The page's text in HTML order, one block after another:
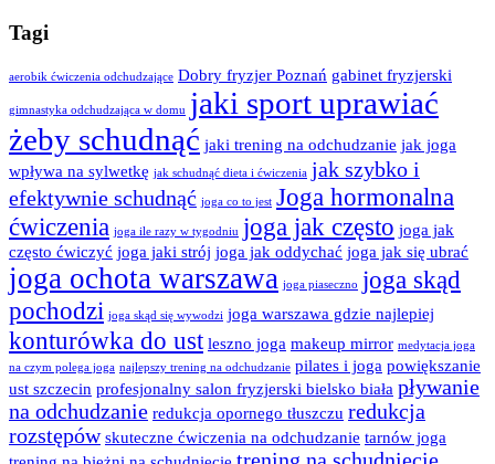
Tagi
aerobik ćwiczenia odchudzające Dobry fryzjer Poznań gabinet fryzjerski
gimnastyka odchudzająca w domu jaki sport uprawiać
żeby schudnąć jaki trening na odchudzanie jak joga
wpływa na sylwetkę jak schudnąć dieta i ćwiczenia jak szybko i
efektywnie schudnąć joga co to jest Joga hormonalna
ćwiczenia joga ile razy w tygodniu joga jak często joga jak
często ćwiczyć joga jaki strój joga jak oddychać joga jak się ubrać
joga ochota warszawa joga piaseczno joga skąd
pochodzi joga skąd się wywodzi joga warszawa gdzie najlepiej
konturówka do ust leszno joga makeup mirror medytacja joga
na czym polega joga najlepszy trening na odchudzanie pilates i joga powiększanie
ust szczecin profesjonalny salon fryzjerski bielsko biała pływanie
na odchudzanie redukcja opornego tłuszczu redukcja
rozstępów skuteczne ćwiczenia na odchudzanie tarnów joga